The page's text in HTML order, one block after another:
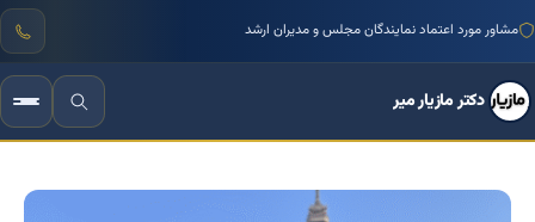
منتور بیش از ۱۰۰۰ کسب‌وکار ایرانی
دکتر مازیار میر